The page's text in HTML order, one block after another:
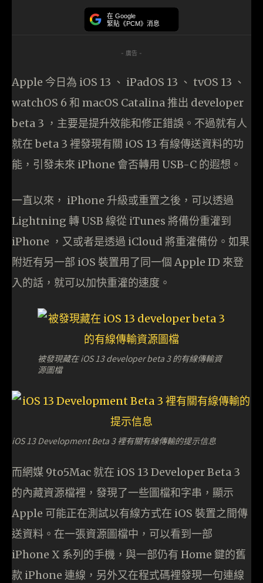
在 Google
緊貼《PCM》消息
- 廣告 -
Apple 今日為 iOS 13 、 iPadOS 13 、 tvOS 13 、
watchOS 6 和 macOS Catalina 推出 developer
beta 3 ，主要是提升效能和修正錯誤。不過就有人
就在 beta 3 裡發現有關 iOS 13 有線傳送資料的功
能，引發未來 iPhone 會否轉用 USB-C 的遐想。
一直以來， iPhone 升級或重置之後，可以透過
Lightning 轉 USB 線從 iTunes 將備份重灌到
iPhone ，又或者是透過 iCloud 將重灌備份。如果
附近有另一部 iOS 裝置用了同一個 Apple ID 來登
入的話，就可以加快重灌的速度。
被發現藏在 iOS 13 developer beta 3 的有線傳輸資
源圖檔
iOS 13 Development Beta 3 裡有關有線傳輸的提示信息
而網媒 9to5Mac 就在 iOS 13 Developer Beta 3
的內藏資源檔裡，發現了一些圖檔和字串，顯示
Apple 可能正在測試以有線方式在 iOS 裝置之間傳
送資料。在一張資源圖檔中，可以看到一部
iPhone X 系列的手機，與一部仍有 Home 鍵的舊
款 iPhone 連線，另外又在程式碼裡發現一句連線